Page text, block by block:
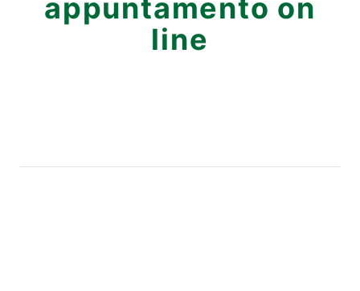
appuntamento on
line